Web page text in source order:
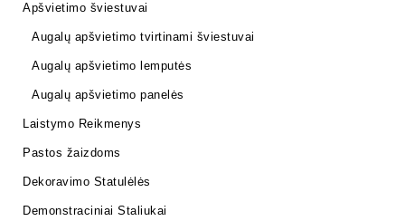
Apšvietimo šviestuvai
Augalų apšvietimo tvirtinami šviestuvai
Augalų apšvietimo lemputės
Augalų apšvietimo panelės
Laistymo Reikmenys
Pastos žaizdoms
Dekoravimo Statulėlės
Demonstraciniai Staliukai